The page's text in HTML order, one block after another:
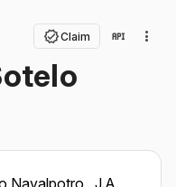
Claim
Navalpotro, J.A.